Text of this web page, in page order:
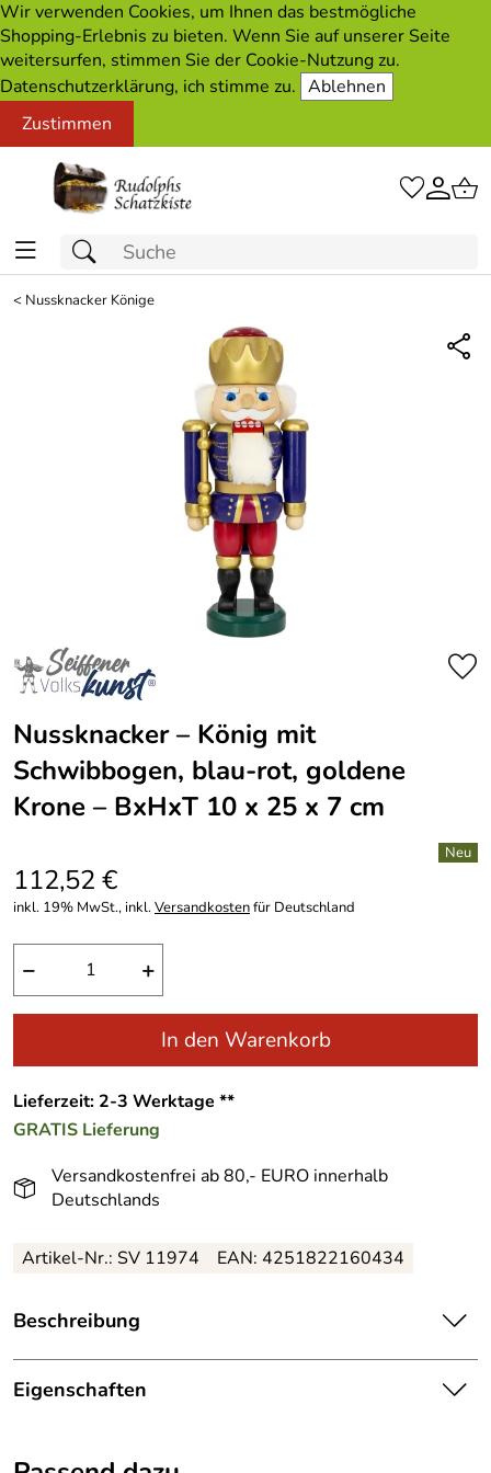
Wir verwenden Cookies, um Ihnen das bestmögliche
Shopping-Erlebnis zu bieten. Wenn Sie auf unserer Seite
weitersurfen, stimmen Sie der Cookie-Nutzung zu.
Datenschutzerklärung, ich stimme zu. Ablehnen
Zustimmen
< Nussknacker Könige
Nussknacker – König mit
Schwibbogen, blau-rot, goldene
Krone – BxHxT 10 x 25 x 7 cm
112,52 €
inkl. 19% MwSt., inkl.Versandkostenfür Deutschland
− +
In den Warenkorb
Lieferzeit: 2-3 Werktage **
GRATIS Lieferung
Versandkostenfrei ab 80,- EURO innerhalb
Deutschlands
Artikel-Nr.: SV 11974 EAN: 4251822160434
Beschreibung
Majestätischer, farbenprächtig gestalteter Nussknacker
König mit goldener Krone und Schwibbogen in Blau-Rot
Dieser eindrucksvolle Nussknacker König begeistert mit
Eigenschaften